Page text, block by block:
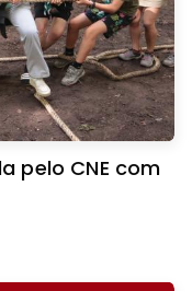
CNE com